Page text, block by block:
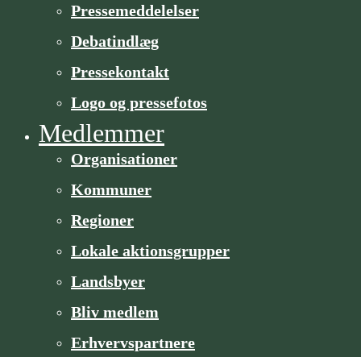
Pressemeddelelser
Debatindlæg
Pressekontakt
Logo og pressefotos
Medlemmer
Organisa­­tioner
Kommuner
Regioner
Lokale aktionsgrupper
Landsbyer
Bliv medlem
Erhvervspartnere